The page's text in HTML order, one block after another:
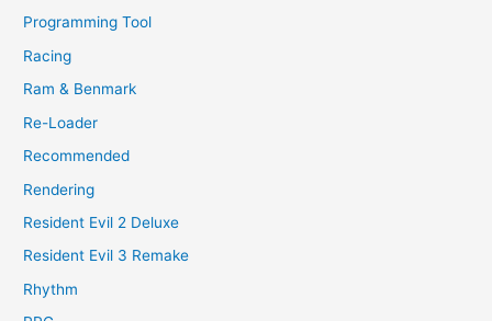
Programming Tool
Racing
Ram & Benmark
Re-Loader
Recommended
Rendering
Resident Evil 2 Deluxe
Resident Evil 3 Remake
Rhythm